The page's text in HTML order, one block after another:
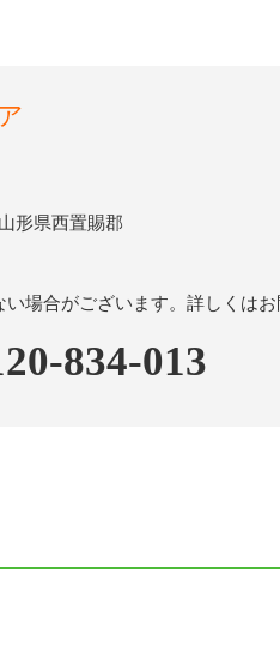
山形県西置賜郡
場合がございます。詳しくはお
834-013